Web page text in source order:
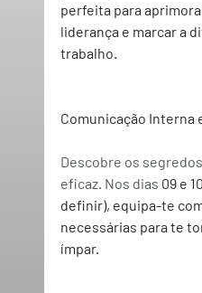
perfeita para
liderança e marcar a
trabalho.
Comunicação Interna
Descobre os
eficaz. Nos dias 09 e
definir), equipa-te
necessárias para te
ímpar.